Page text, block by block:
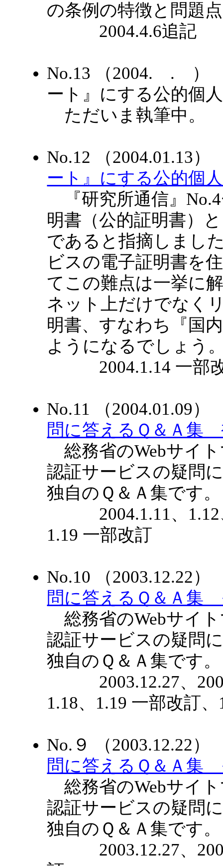
の条例の特徴と問題
2004.4.6追記
No.13 （2004. . ）
ート』にする公的個
ただいま執筆中。
No.12 （
ート』にする公的個
『研究所通信』
明書（公的証明書）
であると指摘しまし
ビスの電子証明書を
てこの難点は一挙に
ネット上だけでなく
明書、すなわち『国
ようになるでしょう
2004.1.14 一部改
No.11 （
問に答えるＱ＆Ａ集
総務省のWebサイ
認証サービスの疑問
独自のＱ＆Ａ集です。
2004.1.11、1.12、
1.19 一部改訂
No.10 （
問に答えるＱ＆Ａ集
総務省のWebサイ
認証サービスの疑問
独自のＱ＆Ａ集です。
2003.12.27、
1.18、1.19 一部改訂
No.９ （
問に答えるＱ＆Ａ集
総務省のWebサイ
認証サービスの疑問
独自のＱ＆Ａ集です。
2003.12.27、